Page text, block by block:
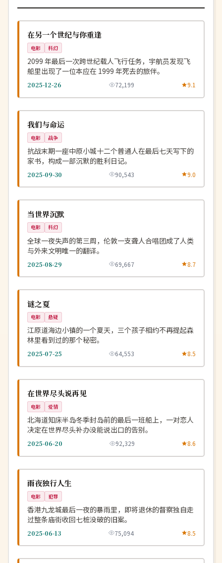
美国
在另一个世纪与你重逢
电影 科幻
2099 年最后一次跨世纪载人飞行任务，宇航员发现飞
船里出现了一位本应在 1999 年死去的旅伴。
2025-12-26 72,199 9.1
中国
我们与命运
电影 战争
抗战末期一座中原小城十二个普通人在最后七天写下的
家书，构成一部沉默的胜利日记。
2025-09-30 90,543 9.0
英国
当世界沉默
电影 科幻
全球一夜失声的第三周，伦敦一支聋人合唱团成了人类
与外来文明唯一的翻译。
2025-08-29 69,667 8.7
韩国
谜之夏
电影 悬疑
江原道海边小镇的一个夏天，三个孩子相约不再提起森
林里看到过的那个秘密。
2025-07-25 64,553 8.5
日本
在世界尽头说再见
电影 爱情
北海道知床半岛冬季封岛前的最后一班船上，一对恋人
决定在世界尽头补办没能说出口的告别。
2025-06-20 92,329 8.6
中国
雨夜独行人生
电影 犯罪
香港九龙城最后一夜的暴雨里，即将退休的督察独自走
过整条庙街收回七桩没破的旧案。
2025-06-13 75,094 8.5